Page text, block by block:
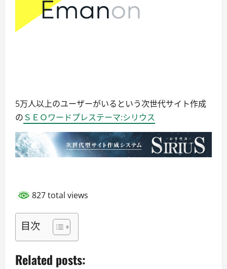
5万人以上のユーザーがいるという次世代サイト作成
のＳＥＯワードプレステーマ:シリウス
827 total views
目次
Related posts: